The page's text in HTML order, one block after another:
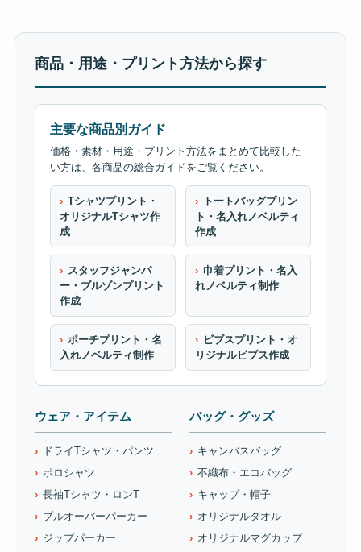
商品・用途・プリント方法から探す
主要な商品別ガイド
価格・素材・用途・プリント方法をまとめて比較した
い方は、各商品の総合ガイドをご覧ください。
Tシャツプリント・
オリジナルTシャツ作
成
トートバッグプリン
ト・名入れノベルティ
作成
スタッフジャンパ
ー・ブルゾンプリント
作成
巾着プリント・名入
れノベルティ制作
ポーチプリント・名
入れノベルティ制作
ビブスプリント・オ
リジナルビブス作成
ウェア・アイテム
ドライTシャツ・パンツ
ポロシャツ
長袖Tシャツ・ロンT
プルオーバーパーカー
ジップパーカー
バッグ・グッズ
キャンバスバッグ
不織布・エコバッグ
キャップ・帽子
オリジナルタオル
オリジナルマグカップ